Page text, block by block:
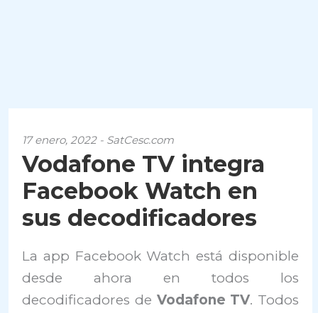
17 enero, 2022 - SatCesc.com
Vodafone TV integra
Facebook Watch en
sus decodificadores
La app Facebook Watch está disponible
desde ahora en todos los
decodificadores de Vodafone TV. Todos